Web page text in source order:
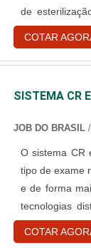
de
conjunto de
d’água
COTAR
SISTEMA CR
JOB DO BRASIL/
O sistema CR
tipo de exame
e de forma
tecnologias
sinônimo de
às funções
COTAR